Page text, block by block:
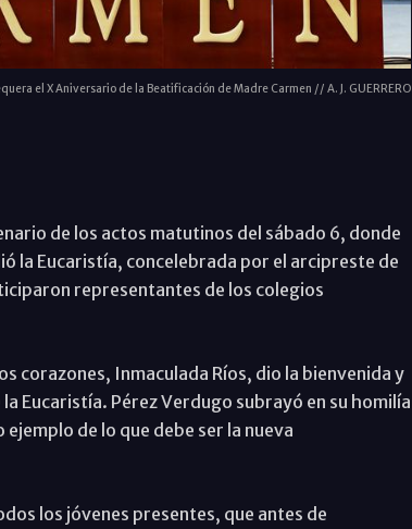
el X Aniversario de la Beatificación de Madre Carmen // A. J. GUERRERO
de los actos matutinos del sábado 6, donde
la Eucaristía, concelebrada por el arcipreste de
representantes de los colegios
corazones, Inmaculada Ríos, dio la bienvenida y
Eucaristía. Pérez Verdugo subrayó en su homilía
de lo que debe ser la nueva
los jóvenes presentes, que antes de